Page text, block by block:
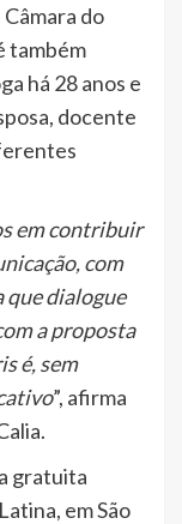
do
também
há 28 anos e
docente
em contribuir
com
que dialogue
a proposta
é, sem
”, afirma
gratuita
em São